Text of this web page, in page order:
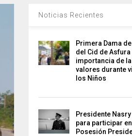
Noticias Recientes
Primera Dama
del Cid de
importancia de
valores durante
los Niños
Presidente
para participar
Posesión